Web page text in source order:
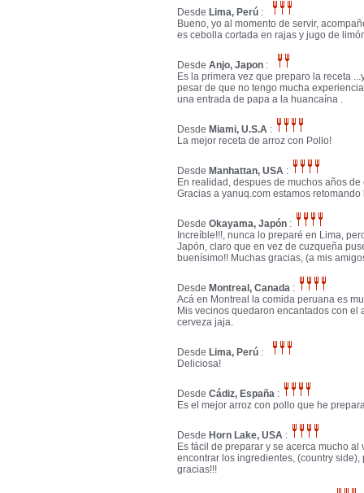
Desde Lima, Perú :
Bueno, yo al momento de servir,
es cebolla cortada en rajas y jugo de
DesdeAnjo, Japon :
Es la primera vez que preparo la receta
pesar de que no tengo mucha
una entrada de papa a la huancaína .
Desde Miami, U.S.A :
La mejor receta de arroz con Pollo!
Desde Manhattan, USA :
En realidad, despues de muchos años
Gracias a yanuq.com estamos
DesdeOkayama, Japón :
Increíble!!!, nunca lo preparé en Lima,
Japón, claro que en vez de cuzqueña
buenísimo!! Muchas gracias, (a mis
Desde Montreal, Canada :
Acá en Montreal la comida peruana es
Mis vecinos quedaron encantados con
cerveza jaja.
Desde Lima, Perú :
Deliciosa!
DesdeCádiz, España :
Es el mejor arroz con pollo que he
Desde Horn Lake, USA :
Es fácil de preparar y se acerca mucho
encontrar los ingredientes, (country
gracias!!!